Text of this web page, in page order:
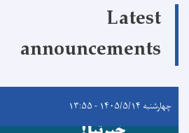
Latest
announcements
چهارشنبه ۱۴۰۵/۵/۱۴ - ۱۳:۵۵